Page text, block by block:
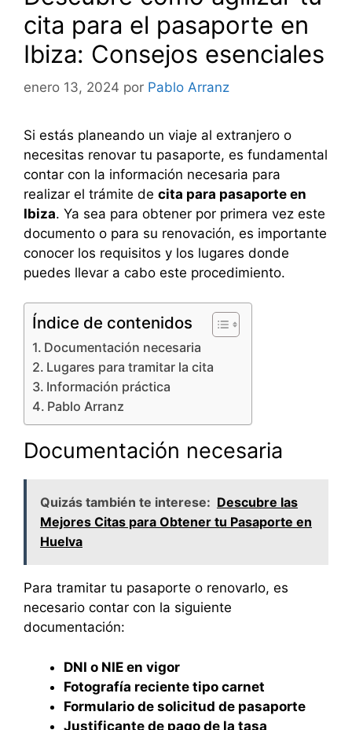
cita para el pasaporte en
Ibiza: Consejos esenciales
enero 13, 2024 por Pablo Arranz
Si estás planeando un viaje al extranjero o
necesitas renovar tu pasaporte, es fundamental
contar con la información necesaria para
realizar el trámite de cita para pasaporte en
Ibiza. Ya sea para obtener por primera vez este
documento o para su renovación, es importante
conocer los requisitos y los lugares donde
puedes llevar a cabo este procedimiento.
Índice de contenidos
Documentación necesaria
Lugares para tramitar la cita
Información práctica
Pablo Arranz
Documentación necesaria
Quizás también te interese: Descubre las
Mejores Citas para Obtener tu Pasaporte en
Huelva
Para tramitar tu pasaporte o renovarlo, es
necesario contar con la siguiente
documentación:
DNI o NIE en vigor
Fotografía reciente tipo carnet
Formulario de solicitud de pasaporte
Justificante de pago de la tasa